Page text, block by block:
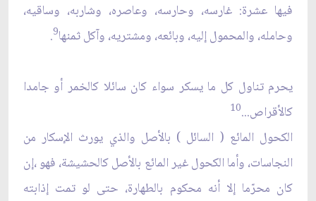
فيها عشرة: غارسه، وحارسه، وعاصره، وشاربه، وساقيه،
وحامله، والمحمول إليه، وبائعه، ومشتريه، وآكل ثمنها9
.
يحرم تناول كل ما يسكر سواء كان سائلا كالخمر أو جامدا
كالأقراص...10
الكحول المائع ( السائل ) بالأصل والذي يورث الإسكار من
النجاسات، وأما الكحول غير المائع بالأصل كالحشيشة، فهو ،إن
كان محرّما إلا أنه محكوم بالطهارة، حتى لو تمت إذابته